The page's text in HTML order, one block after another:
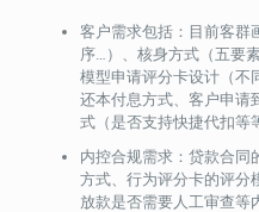
客户需求包括：目前客群
序…）、核身方式（五要
模型申请评分卡设计（不
还本付息方式、客户申请
式（是否支持快捷代扣等
内控合规需求：贷款合同
方式、行为评分卡的评分
放款是否需要人工审查等